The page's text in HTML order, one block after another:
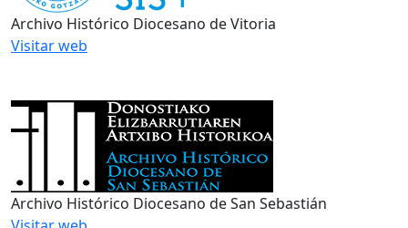
Archivo Histórico Diocesano de Vitoria
Visitar web
Archivo Histórico Diocesano de San Sebastián